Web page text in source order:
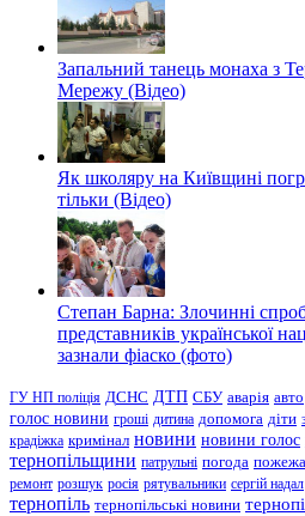
Запальний танець монаха з
Мережу (Відео)
Як школяру на Київщині
тільки (Відео)
Степан Барна: Злочинні
представників української
зазнали фіаско (фото)
ГУ НП поліція ДСНС ДТП СБУ аварія авто
голос новини гроші дитина допомога діти
крадіжка кримінал новини новини голос
тернопільщини патрульні погода пожежа
ремонт розшук росія рятувальники сергій надал
тернопіль тернопільські новини